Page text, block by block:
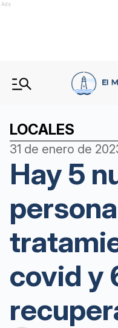
Ads
LOCALES
31 de enero de
Hay 5
covid y